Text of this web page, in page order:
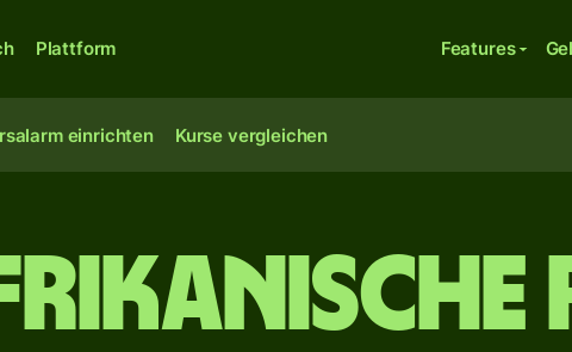
Plattform Features
einrichten Kurse vergleichen